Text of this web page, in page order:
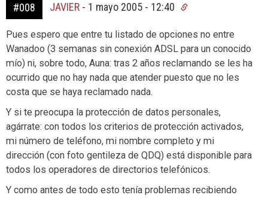
#008 JAVIER - 1 mayo 2005 - 12:40
Pues espero que entre tu listado de opciones no entre
Wanadoo (3 semanas sin conexión ADSL para un conocido
mío) ni, sobre todo, Auna: tras 2 años reclamando se les ha
ocurrido que no hay nada que atender puesto que no les
costa que se haya reclamado nada.
Y si te preocupa la protección de datos personales,
agárrate: con todos los criterios de protección activados,
mi número de teléfono, mi nombre completo y mi
dirección (con foto gentileza de QDQ) está disponible para
todos los operadores de directorios telefónicos.
Y como antes de todo esto tenía problemas recibiendo